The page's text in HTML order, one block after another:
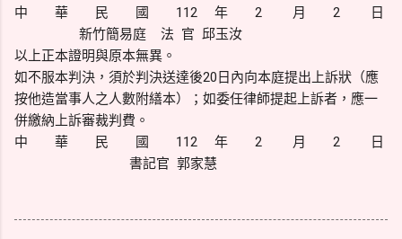
中 華 民 國 112 年 2 月 2 日
新竹簡易庭 法 官 邱玉汝
以上正本證明與原本無異。
如不服本判決，須於判決送達後20日內向本庭提出上訴狀（應
按他造當事人之人數附繕本）；如委任律師提起上訴者，應一
併繳納上訴審裁判費。
中 華 民 國 112 年 2 月 2 日
書記官 郭家慧